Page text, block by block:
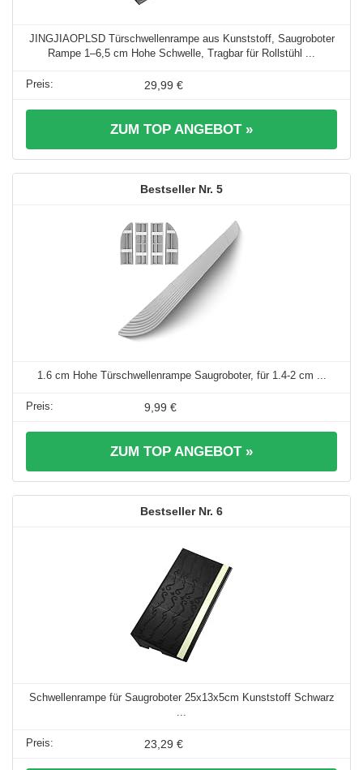
JINGJIAOPLSD Türschwellenrampe aus Kunststoff, Saugroboter
Rampe 1–6,5 cm Hohe Schwelle, Tragbar für Rollstühl ...
29,99 €
ZUM TOP ANGEBOT »
5
1.6 cm Hohe Türschwellenrampe Saugroboter, für 1.4-2 cm ...
9,99 €
ZUM TOP ANGEBOT »
6
Schwellenrampe für Saugroboter 25x13x5cm Kunststoff Schwarz
...
23,29 €